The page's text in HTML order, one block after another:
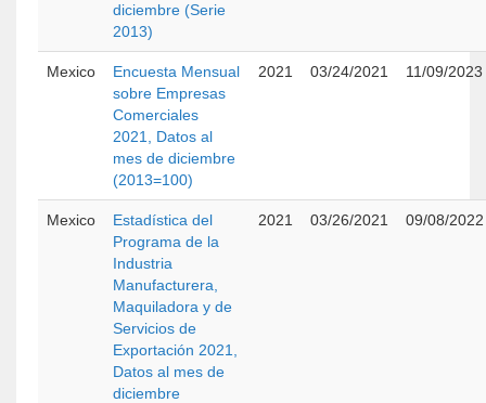
diciembre (Serie
2013)
Mexico
Encuesta Mensual
sobre Empresas
Comerciales
2021, Datos al
mes de diciembre
(2013=100)
2021 03/24/2021 11/09/2023
Mexico
Estadística del
Programa de la
Industria
Manufacturera,
Maquiladora y de
Servicios de
Exportación 2021,
Datos al mes de
diciembre
2021 03/26/2021 09/08/2022